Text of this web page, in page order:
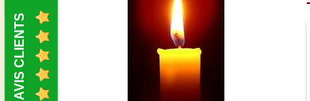
AVIS CLIENTS